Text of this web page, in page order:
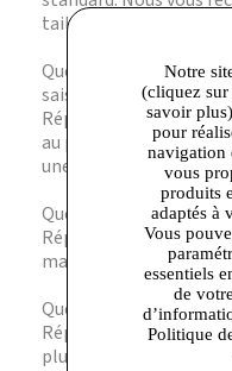
taille habituelle.
Question : Peut-on
saisons ?
Réponse : Oui, sa
au printemps et à
une veste pour l’hiver.
Question : Est-elle
Réponse : Absolument,
machine et sèche
Question : La
Réponse : Oui, elle est
plus de praticité.
Notre
(cliquez sur
savoir
pour
navigation
vous
produits
adaptés à
Vous
essentiels
de
Politique